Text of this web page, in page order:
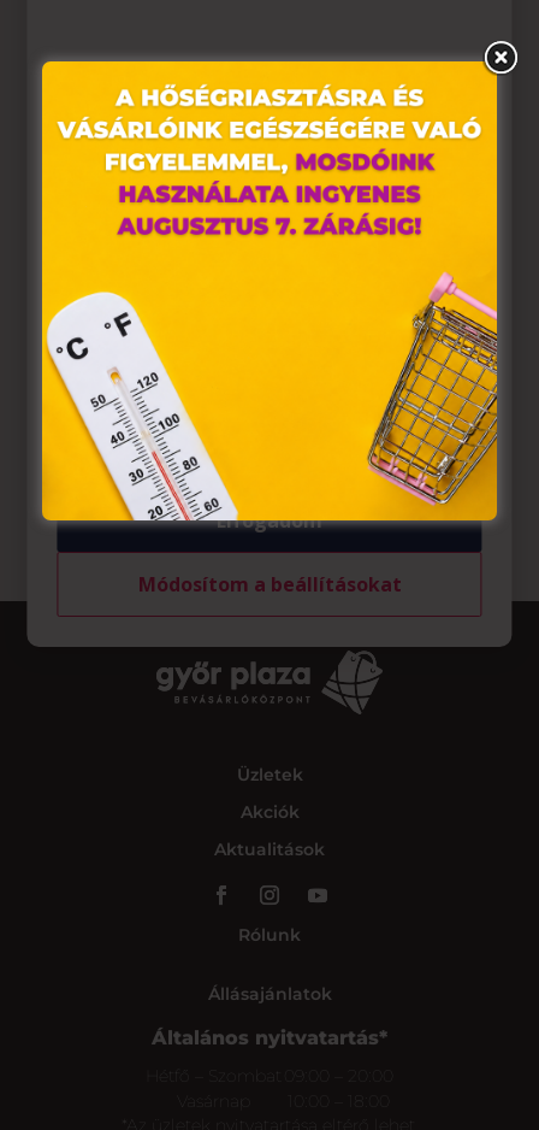
Üzletek
Akciók
Aktualitások
Rólunk
Állásajánlatok
Általános nyitvatartás*
Ez az oldal sütiket használ
Weboldalunkon „cookie"-kat (továbbiakban „süti")
alkalmazunk. Ezek olyan fájlok, melyek információt
tárolnak webes böngészőjében. Ehhez az Ön
hozzájárulása szükséges.
A „sütiket" az elektronikus hírközlésről szóló 2003. évi C.
törvény, az elektronikus kereskedelmi szolgáltatások, az
információs társadalommal összefüggő szolgáltatások
egyes kérdéseiről szóló 2001. évi CVIII. törvény, valamint
az Európai Unió előírásainak megfelelően használjuk.
Azon weblapoknak, melyek az Európai Unió országain
belül működnek, a „sütik" használatához, és ezeknek a
felhasználó számítógépén vagy egyéb eszközén történő
tárolásához a felhasználók hozzájárulását kell kérniük.
Elfogadom
Módosítom a beállításokat